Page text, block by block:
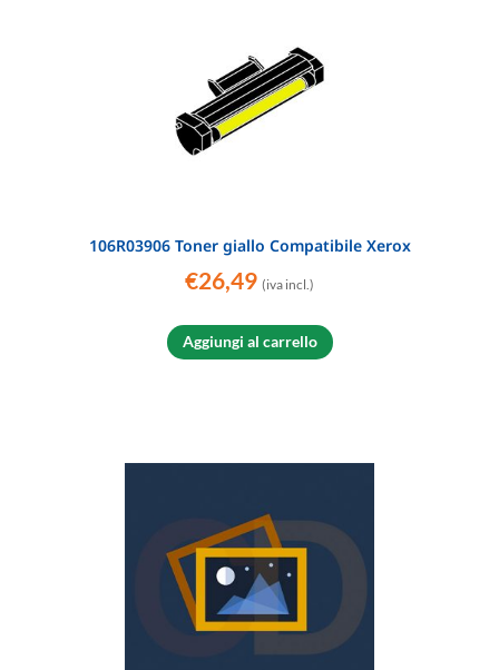
106R03906 Toner giallo Compatibile Xerox
€26,49 (iva incl.)
Aggiungi al carrello